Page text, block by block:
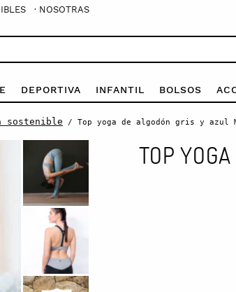
· NOSOTRAS
DEPORTIVA INFANTIL BOLSOS
sostenible / Top yoga de algodón gris y azul
TOP